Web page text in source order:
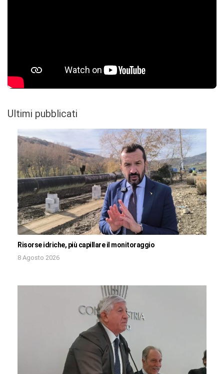
Ultimi pubblicati
Risorse idriche, più capillare il monitoraggio
8 Agosto 2026